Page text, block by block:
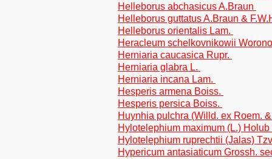
Helleborus abchasicus A.Braun
Helleborus guttatus A.Braun &
Helleborus orientalis Lam.
Heracleum schelkovnikowii
Herniaria caucasica Rupr.
Herniaria glabra L.
Herniaria incana Lam.
Hesperis armena Boiss.
Hesperis persica Boiss.
Huynhia pulchra (Willd. ex Roem.
Hylotelephium maximum (L.) Holub
Hylotelephium ruprechtii (Jalas)
Hypericum antasiaticum Grossh.